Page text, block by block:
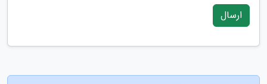
ارسال